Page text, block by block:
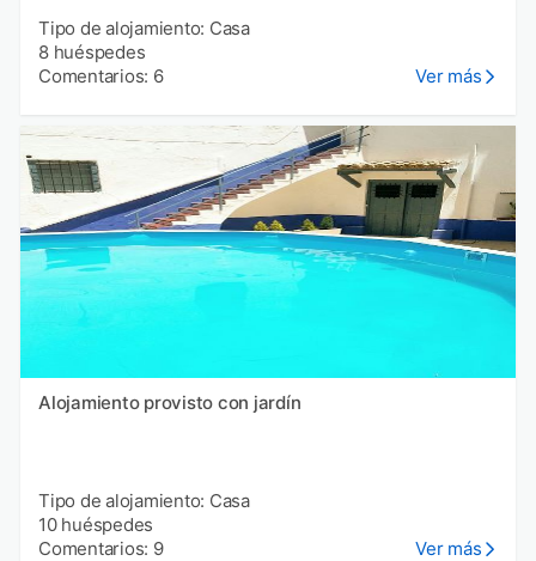
Tipo de alojamiento: Casa
8 huéspedes
Comentarios: 6
Ver más
Alojamiento provisto con jardín
Tipo de alojamiento: Casa
10 huéspedes
Comentarios: 9
Ver más